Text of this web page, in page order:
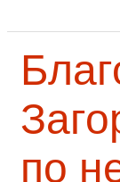
по